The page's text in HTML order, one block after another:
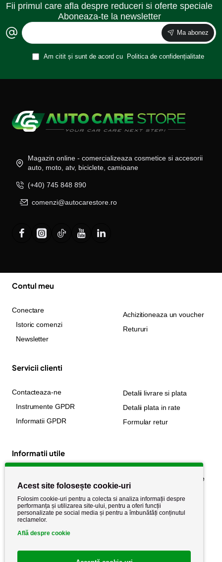
Fii primul care afla despre reduceri si oferte speciale
Aboneaza-te la newsletter
Ma abonez
Am citit și sunt de acord cu Politica de confidențialitate
Magazin online - comercializeaza cosmetice si accesorii
auto, moto, atv, biciclete, camioane
(+40) 745 848 890
comenzi@autocarestore.ro
Contul meu
Conectare
Istoric comenzi
Newsletter
Achizitioneaza un voucher
Retururi
Servicii clienti
Contacteaza-ne
Instrumente GPDR
Informatii GPDR
Detalii livrare si plata
Detalii plata in rate
Formular retur
Informatii utile
Politica de cookie
Politica de confidențialitate
Termeni si conditii
Acest site folosește cookie-uri
Folosim cookie-uri pentru a colecta si analiza informații despre
performanța și utilizarea site-ului, pentru a oferi funcții
personalizate pe social media și pentru a îmbunătăți conținutul
reclamelor.
Află despre cookie